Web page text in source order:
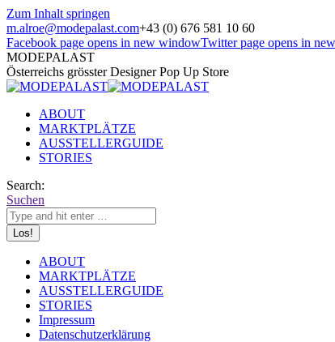
Zum Inhalt springen
m.alroe@modepalast.com+43 (0) 676 581 10 60
Facebook page opens in new windowTwitter page opens in
MODEPALAST
Österreichs grösster Designer Pop Up Store
ABOUT
MARKTPLÄTZE
AUSSTELLERGUIDE
STORIES
Search:
Suchen
ABOUT
MARKTPLÄTZE
AUSSTELLERGUIDE
STORIES
Impressum
Datenschutzerklärung